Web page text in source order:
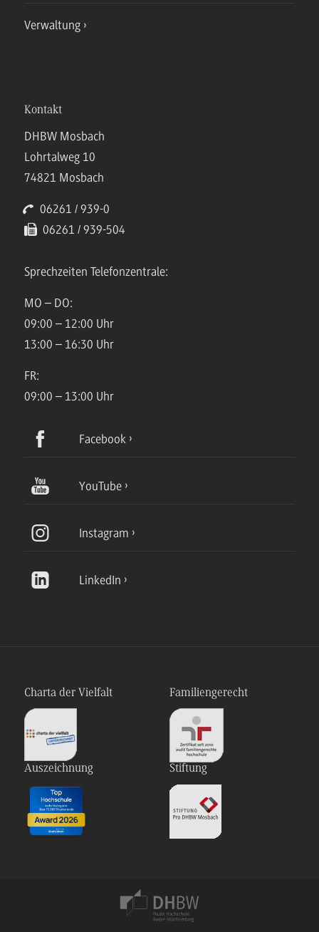
Verwaltung
Kontakt
DHBW Mosbach
Lohrtalweg 10
74821 Mosbach
06261 / 939-0
06261 / 939-504
Sprechzeiten Telefonzentrale:
MO – DO:
09:00 – 12:00 Uhr
13:00 – 16:30 Uhr
FR:
09:00 – 13:00 Uhr
Facebook
YouTube
Instagram
LinkedIn
Charta der Vielfalt Familiengerecht
Auszeichnung Stiftung